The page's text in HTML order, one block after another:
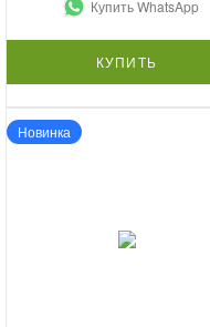
Купить WhatsApp
КУПИТЬ
Новинка